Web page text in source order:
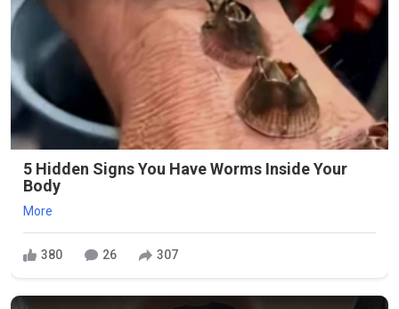
5 Hidden Signs You Have Worms Inside Your
Body
More
380 26 307